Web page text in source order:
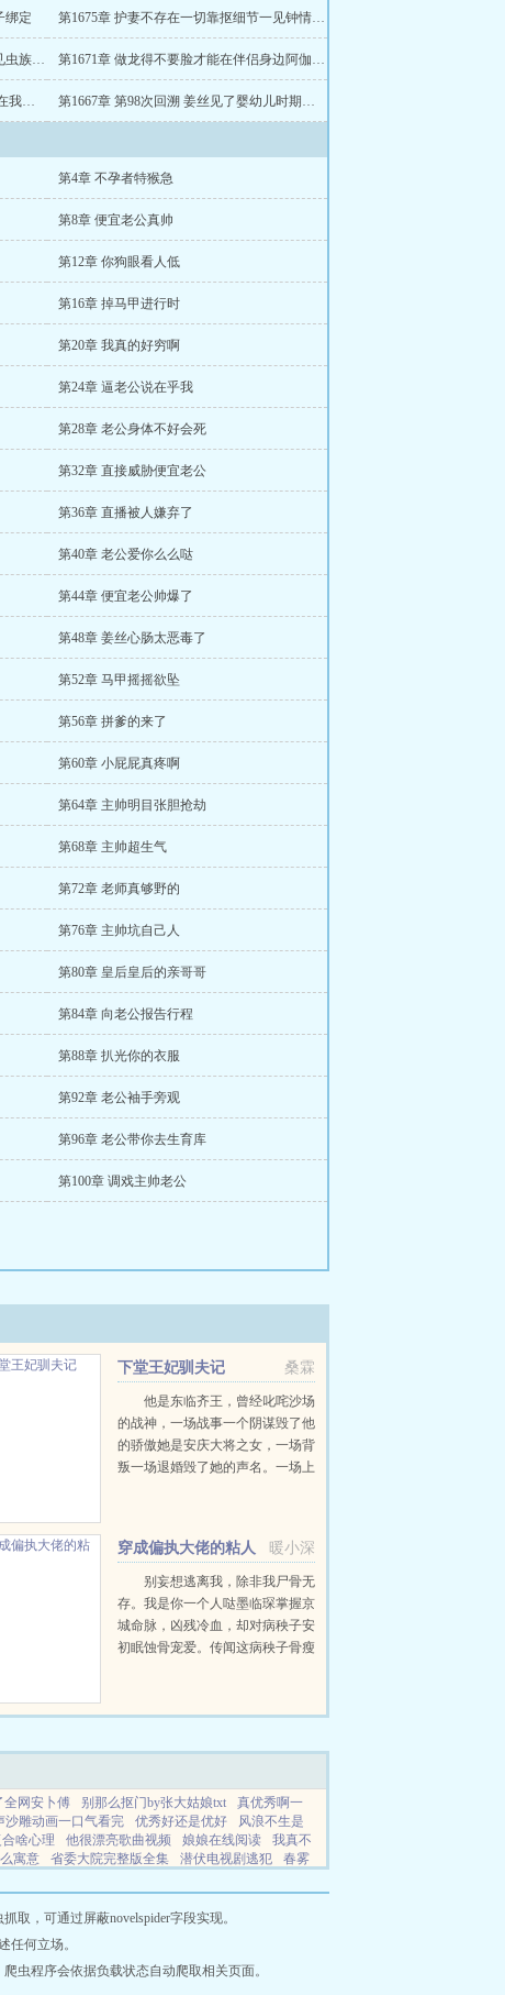
绑定 第1675章 护妻不存在一切靠抠细节一见钟情不存在全凭日久生情
第1672章 姜丝去见阿伽雷斯上来就碰见虫族抓人 第1671章 做龙得不要脸才能在伴侣身边阿伽雷斯长大了
第1668章 第98次回溯 小金龙崽子就住在我们楼下 第1667章 第98次回溯 姜丝见了婴幼儿时期阿伽雷斯
第4章 不孕者特猴急
第8章 便宜老公真帅
第12章 你狗眼看人低
第16章 掉马甲进行时
第20章 我真的好穷啊
第24章 逼老公说在乎我
第28章 老公身体不好会死
第32章 直接威胁便宜老公
第36章 直播被人嫌弃了
第40章 老公爱你么么哒
第44章 便宜老公帅爆了
第48章 姜丝心肠太恶毒了
第52章 马甲摇摇欲坠
第56章 拼爹的来了
第60章 小屁屁真疼啊
第64章 主帅明目张胆抢劫
第68章 主帅超生气
第72章 老师真够野的
第76章 主帅坑自己人
第80章 皇后皇后的亲哥哥
第84章 向老公报告行程
第88章 扒光你的衣服
第92章 老公袖手旁观
第96章 老公带你去生育库
第100章 调戏主帅老公
桑霖
下堂王妃驯夫记
他是东临齐王，曾经叱咤沙场
的战神，一场战事一个阴谋毁了他
的骄傲她是安庆大将之女，一场背
叛一场退婚毁了她的声名。一场上
怎么在那个男人眼皮...
暖小深
穿成偏执大佬的粘人
别妄想逃离我，除非我尸骨无
存。我是你一个人哒墨临琛掌握京
城命脉，凶残冷血，却对病秧子安
初眠蚀骨宠爱。传闻这病秧子骨瘦
雨搞事情，唯独对墨临琛成了黏
全网安卜傅 别那么抠门by张大姑娘txt
真优秀啊一
沙雕动画一口气看完 优秀好还是优好
风浪不生是
啥心理 他很漂亮歌曲视频 娘娘在线阅读
我真不
寓意 省委大院完整版全集 潜伏电视剧逃犯
春雾
网游之征途 一口气看完极寒末世囤物资超长版
绿帽
整目录 我在武综世界当剑仙百度百科
反派苟活女主不按套路
对你一见钟情的女人 穿越成锦鲤
天生就是狐媚子的
，可通过屏蔽novelspider字段实现。
任何立场。
虫程序会依据负载状态自动爬取相关页面。